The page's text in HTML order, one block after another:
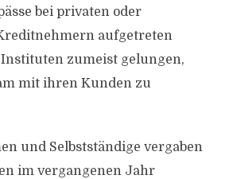
bei privaten oder
aufgetreten
Instituten zumeist gelungen,
mit ihren Kunden zu
und Selbstständige vergaben
im vergangenen Jahr